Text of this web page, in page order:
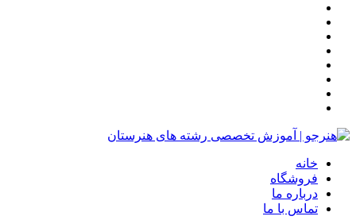
خانه
فروشگاه
درباره ما
تماس با ما